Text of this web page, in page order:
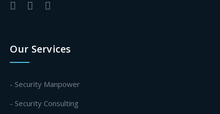
Our Services
- Security Manpower
- Security Consulting